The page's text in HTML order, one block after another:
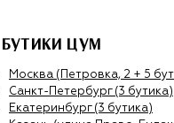
БУТИКИ ЦУМ
Москва (Петровка, 2 + 5
Санкт-Петербург (3 бутика)
Екатеринбург (3 бутика)